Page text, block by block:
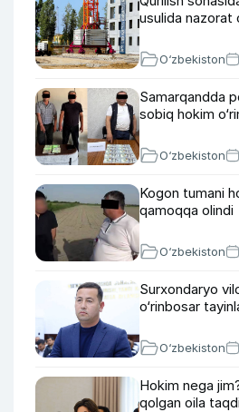
usulida nazorat
O‘zbekiston
Samarqandda
sobiq hokim
O‘zbekiston
Kogon tumani
qamoqqa olindi
O‘zbekiston
Surxondaryo
o‘rinbosar
O‘zbekiston
Hokim nega
qolgan oila